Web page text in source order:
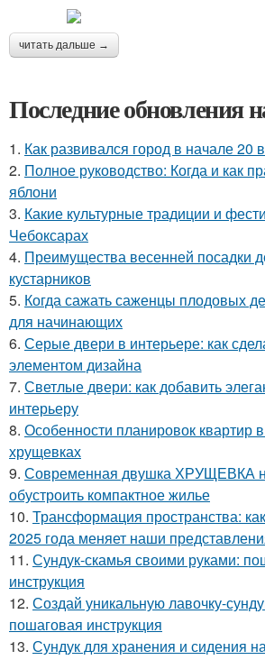
читать дальше →
Последние обновления
1. Как развивался город в начале 20
2. Полное руководство: Когда и как
яблони
3. Какие культурные традиции и
Чебоксарах
4. Преимущества весенней посадки
кустарников
5. Когда сажать саженцы плодовых
для начинающих
6. Серые двери в интерьере: как
элементом дизайна
7. Светлые двери: как добавить
интерьеру
8. Особенности планировок квартир
хрущевках
9. Современная двушка ХРУЩЕВКА
обустроить компактное жилье
10. Трансформация пространства:
2025 года меняет наши
11. Сундук-скамья своими руками:
инструкция
12. Создай уникальную лавочку-
пошаговая инструкция
13. Сундук для хранения и сидения